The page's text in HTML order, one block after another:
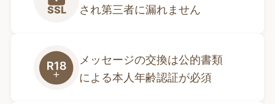
SSL
され第三者に漏れません
メッセージの交換は公的書類
による本人年齢認証が必須